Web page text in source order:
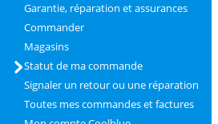
Garantie, réparation et assurances
Commander
Magasins
Statut de ma commande
Signaler un retour ou une réparation
Toutes mes commandes et factures